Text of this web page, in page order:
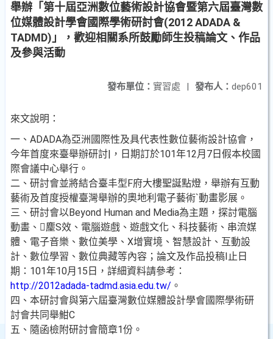
舉辦「第十屆亞洲數位藝術設計協會暨第六屆臺灣數
位媒體設計學會國際學術研討會(2012 ADADA &
TADMD)」，歡迎相關系所鼓勵師生投稿論文、作品
及參與活動
發布人： dep601
發布單位： 實習處 |
來文說明：
一、ADADA為亞洲國際性及具代表性數位藝術設計協會，
今年首度來臺舉辦研討|，日期訂於101年12月7日假本校國
際會議中心舉行。
二、研討會並將結合臺丰型F府大樓聖誕點燈，舉辦有互動
藝術及首度授權臺灣舉辦的奧地利電子藝術`動畫影展。
三、研討會以Beyond Human and Media為主題，探討電腦
動畫、麈S效、電腦遊戲、遊戲文化、科技藝術、串流媒
體、電子音樂、數位美學、X增實境、智慧設計、互動設
計、數位學習、數位典藏等內容；論文及作品投稿I止日
期：101年10月15日，詳細資料請參考：
http://2012adada-tadmd.asia.edu.tw/ 。
四、本研討會與第六屆臺灣數位媒體設計學會國際學術研
討會共同舉魽C
五、隨函檢附研討會簡章1份。